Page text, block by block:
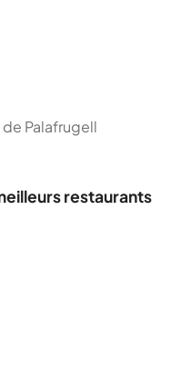
Palafrugell
restaurants